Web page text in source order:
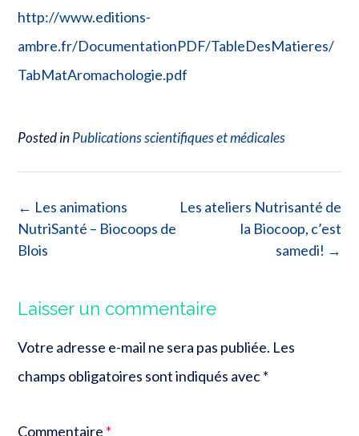
http://www.editions-
ambre.fr/DocumentationPDF/TableDesMatieres/
TabMatAromachologie.pdf
Posted inPublications scientifiques et médicales
Post
navigation
Les ateliers Nutrisanté de
la Biocoop, c’est
samedi! →
← Les animations
NutriSanté – Biocoops de
Blois
Laisser un commentaire
Votre adresse e-mail ne sera pas publiée. Les
champs obligatoires sont indiqués avec*
Commentaire *